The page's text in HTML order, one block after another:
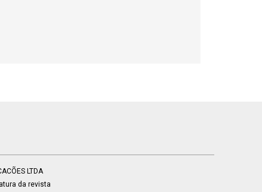
LTDA
da revista